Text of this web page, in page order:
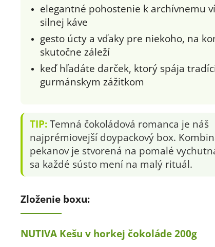
elegantné pohostenie k archívnemu
silnej káve
gesto úcty a vďaky pre niekoho, na
skutočne záleží
keď hľadáte darček, ktorý spája
gurmánskym zážitkom
TIP: Temná čokoládová romanca je náš
najprémiovejší doypackový box.
pekanov je stvorená na pomalé
sa každé sústo mení na malý rituál.
Zloženie boxu:
NUTIVA Kešu v horkej čokoláde 200g